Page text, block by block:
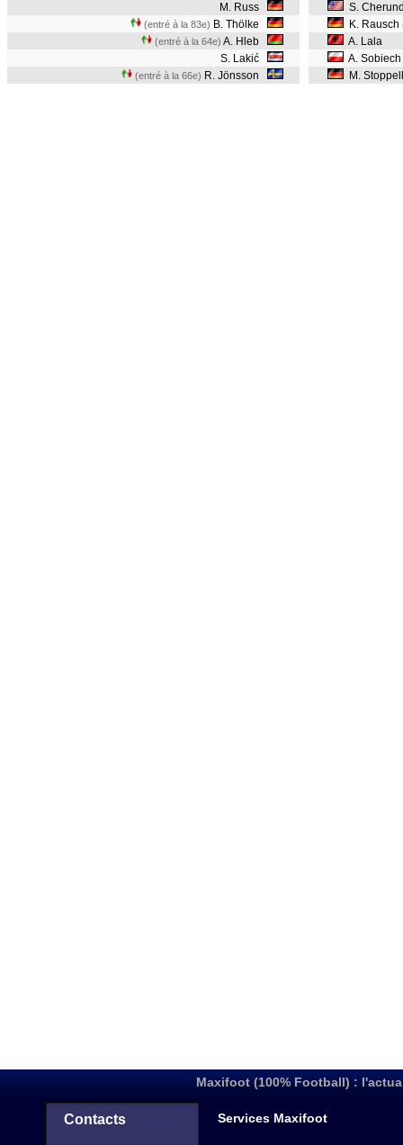
M. Russ
(entré à la 83e) B. Thölke
(entré à la 64e) A. Hleb
S. Lakić
(entré à la 66e) R. Jönsson
S.
K. Rausch
A. Lala
A. Sobiech
M.
Maxifoot (100% Football) :
Contacts Services Maxifoot